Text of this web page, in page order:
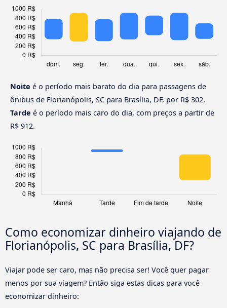
Noite é o período mais barato do dia para passagens de
ônibus de Florianópolis, SC para Brasília, DF, por R$ 302.
Tarde é o período mais caro do dia, com preços a partir de
R$ 912.
Como economizar dinheiro viajando de
Florianópolis, SC para Brasília, DF?
Viajar pode ser caro, mas não precisa ser! Você quer pagar
menos por sua viagem? Então siga estas dicas para você
economizar dinheiro: